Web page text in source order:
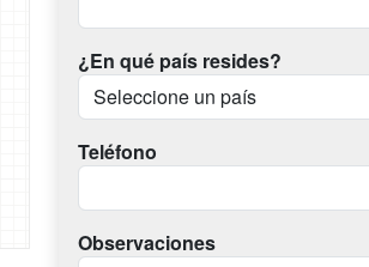
¿En qué país resides?
Teléfono
Observaciones